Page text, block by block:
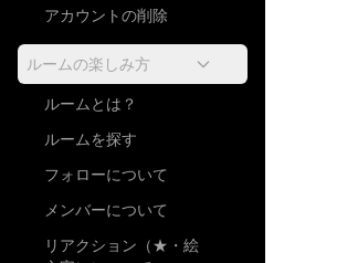
アカウントの削除
ルームの楽しみ方
ルームとは？
ルームを探す
フォローについて
メンバーについて
リアクション（★・絵